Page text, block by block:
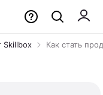
Skillbox Как стать